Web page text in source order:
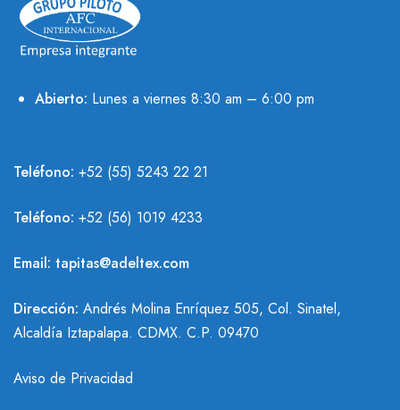
Abierto: Lunes a viernes 8:30 am – 6:00 pm
Teléfono: +52 (55) 5243 22 21
Teléfono: +52 (56) 1019 4233
Email: tapitas@adeltex.com
Dirección: Andrés Molina Enríquez 505, Col. Sinatel,
Alcaldía Iztapalapa. CDMX. C.P. 09470
Aviso de Privacidad